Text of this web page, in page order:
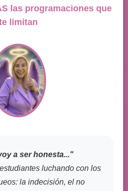
las programaciones que
limitan
a ser honesta..."
luchando con los
la indecisión, el no